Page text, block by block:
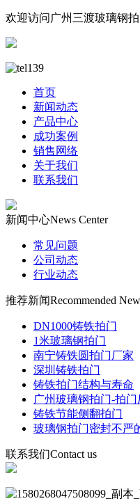
欢迎访问广州三渡玻璃钢拍
首页
新闻动态
产品中心
成功案例
销售网络
关于我们
联系我们
新闻中心News Center
常见问题
公司动态
行业动态
推荐新闻Recommended
DN1000铸铁拍门
1米玻璃钢拍门
南宁铸铁圆拍门厂家
深圳铸铁拍门
铸铁拍门结构与寿命
广州玻璃钢拍门-拍门
铸铁节能侧翻拍门
玻璃钢拍门密封不严
联系我们Contact us